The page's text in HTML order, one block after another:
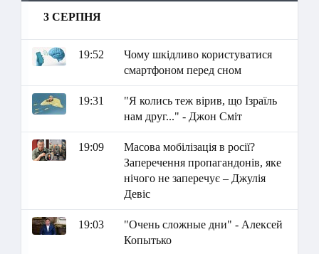
3 СЕРПНЯ
19:52
Чому шкідливо користуватися
смартфоном перед сном
19:31
"Я колись теж вірив, що Ізраїль
нам друг..." - Джон Сміт
19:09
Масова мобілізація в росії?
Заперечення пропагандонів, яке
нічого не заперечує – Джулія
Девіс
19:03
"Очень сложные дни" - Алексей
Копытько